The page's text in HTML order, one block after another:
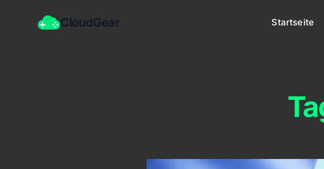
CloudGear Startseite